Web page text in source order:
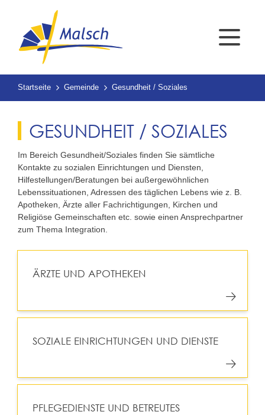
Startseite Gemeinde Gesundheit / Soziales
GESUNDHEIT / SOZIALES
Im Bereich Gesundheit/Soziales finden Sie sämtliche
Kontakte zu sozialen Einrichtungen und Diensten,
Hilfestellungen/Beratungen bei außergewöhnlichen
Lebenssituationen, Adressen des täglichen Lebens wie z. B.
Apotheken, Ärzte aller Fachrichtigungen, Kirchen und
Religiöse Gemeinschaften etc. sowie einen Ansprechpartner
zum Thema Integration.
ÄRZTE UND APOTHEKEN
SOZIALE EINRICHTUNGEN UND DIENSTE
PFLEGEDIENSTE UND BETREUTES